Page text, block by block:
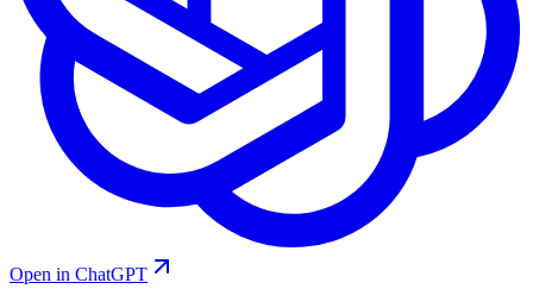
Open in ChatGPT